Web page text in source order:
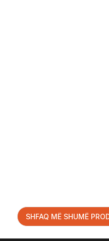
SHFAQ MË SHUMË